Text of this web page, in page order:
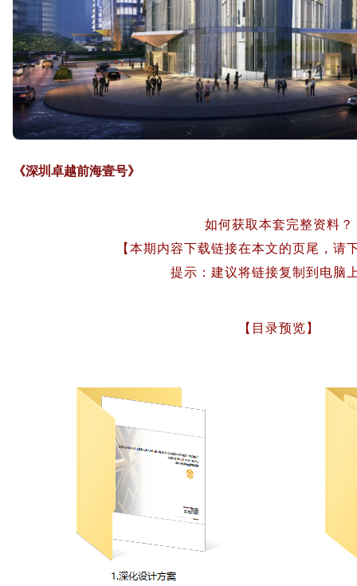
《深圳卓越前海壹号》
如何获取本套完整资料？
【本期内容下载链接在本文的页尾，请
提示：建议将链接复制到电脑
【目录预览】